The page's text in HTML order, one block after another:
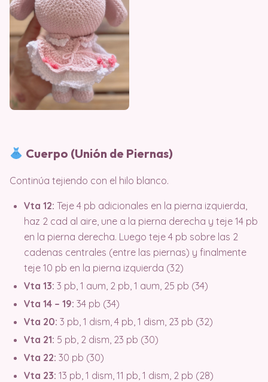
Cuerpo (Unión de Piernas)
Continúa tejiendo con el hilo blanco.
Vta 12: Teje 4 pb adicionales en la pierna izquierda,
haz 2 cad al aire, une a la pierna derecha y teje 14 pb
en la pierna derecha. Luego teje 4 pb sobre las 2
cadenas centrales (entre las piernas) y finalmente
teje 10 pb en la pierna izquierda (32)
Vta 13: 3 pb, 1 aum, 2 pb, 1 aum, 25 pb (34)
Vta 14 – 19: 34 pb (34)
Vta 20: 3 pb, 1 dism, 4 pb, 1 dism, 23 pb (32)
Vta 21: 5 pb, 2 dism, 23 pb (30)
Vta 22: 30 pb (30)
Vta 23: 13 pb, 1 dism, 11 pb, 1 dism, 2 pb (28)